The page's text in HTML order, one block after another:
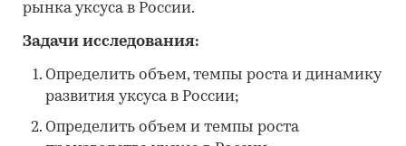
рынка уксуса в России.
Задачи исследования:
Определить объем, темпы роста и динамику
развития уксуса в России;
Определить объем и темпы роста